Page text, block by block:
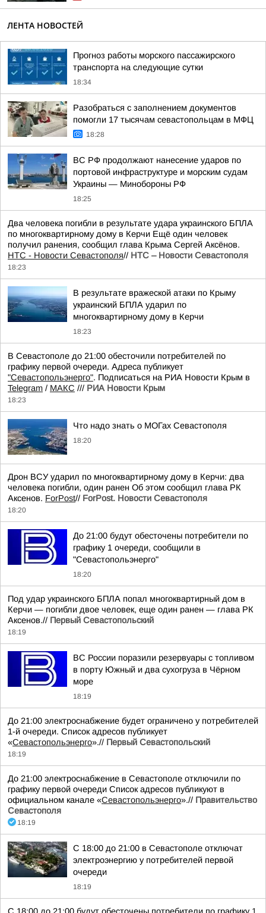
ЛЕНТА НОВОСТЕЙ
Прогноз работы морского пассажирского
транспорта на следующие сутки
18:34
Разобраться с заполнением документов
помогли 17 тысячам севастопольцам в МФЦ
18:28
ВС РФ продолжают нанесение ударов по
портовой инфраструктуре и морским судам
Украины — Минобороны РФ
18:25
Два человека погибли в результате удара украинского БПЛА
по многоквартирному дому в Керчи Ещё один человек
получил ранения, сообщил глава Крыма Сергей Аксёнов.
НТС - Новости Севастополя// НТС – Новости Севастополя
18:23
В результате вражеской атаки по Крыму
украинский БПЛА ударил по
многоквартирному дому в Керчи
18:23
В Севастополе до 21:00 обесточили потребителей по
графику первой очереди. Адреса публикует
"Севастопольэнерго". Подписаться на РИА Новости Крым в
Telegram / МАКС /// РИА Новости Крым
18:23
Что надо знать о МОГах Севастополя
18:20
Дрон ВСУ ударил по многоквартирному дому в Керчи: два
человека погибли, один ранен Об этом сообщил глава РК
Аксенов. ForPost// ForPost. Новости Севастополя
18:20
До 21:00 будут обесточены потребители по
графику 1 очереди, сообщили в
"Севастопольэнерго"
18:20
Под удар украинского БПЛА попал многоквартирный дом в
Керчи — погибли двое человек, еще один ранен — глава РК
Аксенов.// Первый Севастопольский
18:19
ВС России поразили резервуары с топливом
в порту Южный и два сухогруза в Чёрном
море
18:19
До 21:00 электроснабжение будет ограничено у потребителей
1-й очереди. Список адресов публикует
«Севастопольэнерго».// Первый Севастопольский
18:19
До 21:00 электроснабжение в Севастополе отключили по
графику первой очереди Список адресов публикуют в
официальном канале «Севастопольэнерго».// Правительство
Севастополя
18:19
С 18:00 до 21:00 в Севастополе отключат
электроэнергию у потребителей первой
очереди
18:19